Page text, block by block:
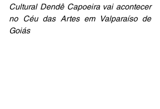
Cultural Dendê Capoeira vai acontecer
no Céu das Artes em Valparaíso de
Goiás